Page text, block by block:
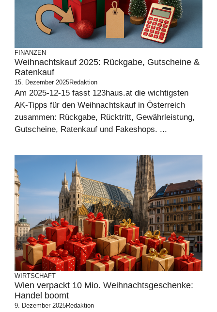
FINANZEN
Weihnachtskauf 2025: Rückgabe, Gutscheine &
Ratenkauf
15. Dezember 2025Redaktion
Am 2025-12-15 fasst 123haus.at die wichtigsten
AK-Tipps für den Weihnachtskauf in Österreich
zusammen: Rückgabe, Rücktritt, Gewährleistung,
Gutscheine, Ratenkauf und Fakeshops. ...
WIRTSCHAFT
Wien verpackt 10 Mio. Weihnachtsgeschenke:
Handel boomt
9. Dezember 2025Redaktion